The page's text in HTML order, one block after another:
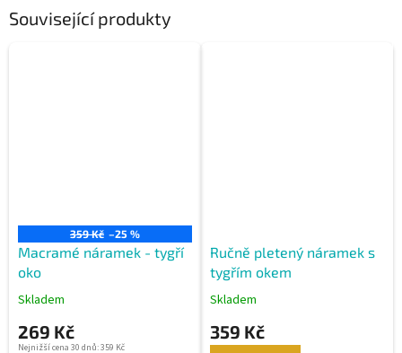
Související produkty
359 Kč –25 %
Macramé náramek - tygří
oko
Skladem
269 Kč
Nejnižší cena 30 dnů: 359 Kč
Ručně pletený náramek s
tygřím okem
Skladem
359 Kč